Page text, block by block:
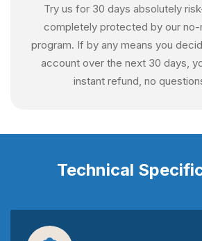
Try us for 30 days absolutely
completely protected by our no-
program. If by any means you
account over the next 30 days,
instant refund, no
Technical